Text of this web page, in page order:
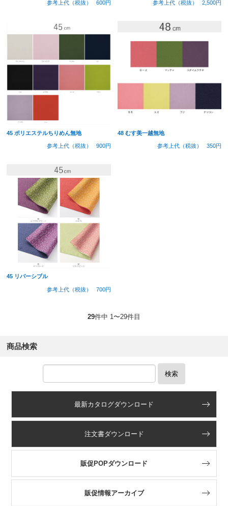
参考上代（税抜） 600円 参考上代（税抜） 2,500円
45 ポリエステルちりめん無地
参考上代（税抜） 900円
48 むす美一越無地
参考上代（税抜） 350円
45 リバーシブル
参考上代（税抜） 700円
29件中 1〜29件目
商品検索
検索
最新カタログダウンロード
注文書ダウンロード
販促POPダウンロード
販促情報アーカイブ